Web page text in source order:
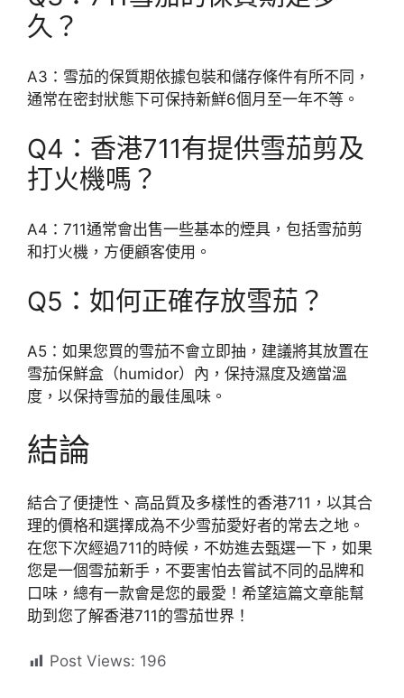
久？
A3：雪茄的保質期依據包裝和儲存條件有所不同，
通常在密封狀態下可保持新鮮6個月至一年不等。
Q4：香港711有提供雪茄剪及
打火機嗎？
A4：711通常會出售一些基本的煙具，包括雪茄剪
和打火機，方便顧客使用。
Q5：如何正確存放雪茄？
A5：如果您買的雪茄不會立即抽，建議將其放置在
雪茄保鮮盒（humidor）內，保持濕度及適當溫
度，以保持雪茄的最佳風味。
結論
結合了便捷性、高品質及多樣性的香港711，以其合
理的價格和選擇成為不少雪茄愛好者的常去之地。
在您下次經過711的時候，不妨進去甄選一下，如果
您是一個雪茄新手，不要害怕去嘗試不同的品牌和
口味，總有一款會是您的最愛！希望這篇文章能幫
助到您了解香港711的雪茄世界！
Post Views: 196